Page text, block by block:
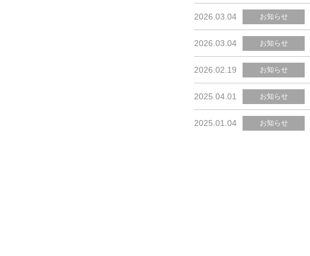
2026.03.04 お知らせ
2026.03.04 お知らせ
2026.02.19 お知らせ
2025.04.01 お知らせ
2025.01.04 お知らせ